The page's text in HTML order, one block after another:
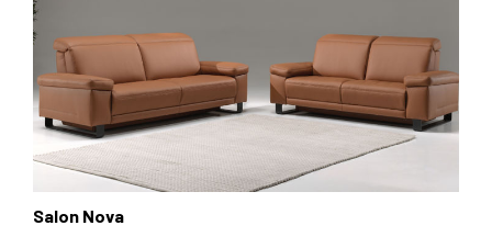
Salon Nova